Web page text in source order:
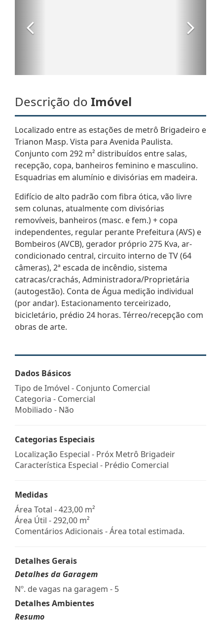
Descrição do Imóvel
Localizado entre as estações de metrô Brigadeiro e
Trianon Masp. Vista para Avenida Paulista.
Conjunto com 292 m² distribuídos entre salas,
recepção, copa, banheiros feminino e masculino.
Esquadrias em alumínio e divisórias em madeira.
Edifício de alto padrão com fibra ótica, vão livre
sem colunas, atualmente com divisórias
removíveis, banheiros (masc. e fem.) + copa
independentes, regular perante Prefeitura (AVS) e
Bombeiros (AVCB), gerador próprio 275 Kva, ar-
condicionado central, circuito interno de TV (64
câmeras), 2ª escada de incêndio, sistema
catracas/crachás, Administradora/Proprietária
(autogestão). Conta de Água medição individual
(por andar). Estacionamento terceirizado,
bicicletário, prédio 24 horas. Térreo/recepção com
obras de arte.
Dados Básicos
Tipo de Imóvel - Conjunto Comercial
Categoria - Comercial
Mobiliado - Não
Categorias Especiais
Localização Especial - Próx Metrô Brigadeir
Característica Especial - Prédio Comercial
Medidas
Área Total - 423,00 m²
Área Útil - 292,00 m²
Comentários Adicionais - Área total estimada.
Detalhes Gerais
Detalhes da Garagem
Nº. de vagas na garagem - 5
Detalhes Ambientes
Resumo